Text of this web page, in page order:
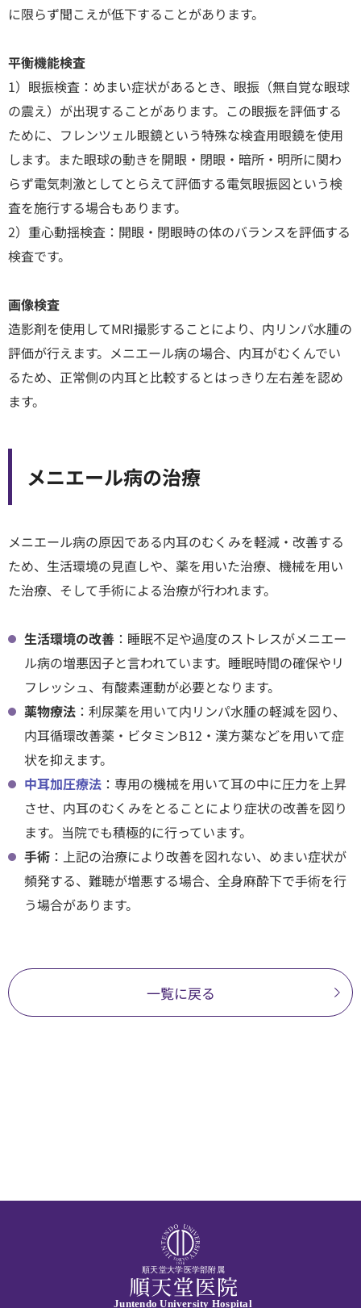
に限らず聞こえが低下することがあります。
平衡機能検査
1）眼振検査：めまい症状があるとき、眼振（無自覚な眼球
の震え）が出現することがあります。この眼振を評価する
ために、フレンツェル眼鏡という特殊な検査用眼鏡を使用
します。また眼球の動きを開眼・閉眼・暗所・明所に関わ
らず電気刺激としてとらえて評価する電気眼振図という検
査を施行する場合もあります。
2）重心動揺検査：開眼・閉眼時の体のバランスを評価する
検査です。
画像検査
造影剤を使用してMRI撮影することにより、内リンパ水腫の
評価が行えます。メニエール病の場合、内耳がむくんでい
るため、正常側の内耳と比較するとはっきり左右差を認め
ます。
メニエール病の治療
メニエール病の原因である内耳のむくみを軽減・改善する
ため、生活環境の見直しや、薬を用いた治療、機械を用い
た治療、そして手術による治療が行われます。
生活環境の改善 ：睡眠不足や過度のストレスがメニエー
ル病の増悪因子と言われています。睡眠時間の確保やリ
フレッシュ、有酸素運動が必要となります。
薬物療法 ：利尿薬を用いて内リンパ水腫の軽減を図り、
内耳循環改善薬・ビタミンB12・漢方薬などを用いて症
状を抑えます。
中耳加圧療法 ：専用の機械を用いて耳の中に圧力を上昇
させ、内耳のむくみをとることにより症状の改善を図り
ます。当院でも積極的に行っています。
手術 ：上記の治療により改善を図れない、めまい症状が
頻発する、難聴が増悪する場合、全身麻酔下で手術を行
う場合があります。
一覧に戻る
順天堂大学医学部附属
Juntendo University Hospital